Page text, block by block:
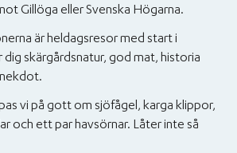
Gillöga eller Svenska Högarna.
är heldagsresor med start i
skärgårdsnatur, god mat, historia
vi på gott om sjöfågel, karga klippor,
och ett par havsörnar. Låter inte så